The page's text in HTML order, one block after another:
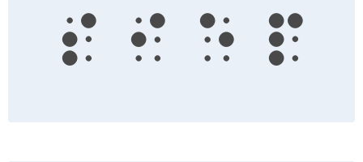
s i e p